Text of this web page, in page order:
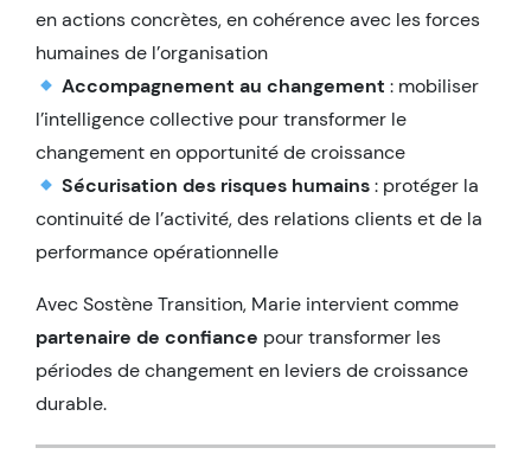
en actions concrètes, en cohérence avec les forces
humaines de l’organisation
Accompagnement au changement : mobiliser
l’intelligence collective pour transformer le
changement en opportunité de croissance
Sécurisation des risques humains: protéger la
continuité de l’activité, des relations clients et de la
performance opérationnelle
Avec Sostène Transition, Marie intervient comme
partenaire de confiance pour transformer les
périodes de changement en leviers de croissance
durable.